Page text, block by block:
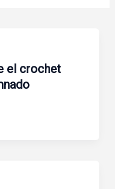
el crochet